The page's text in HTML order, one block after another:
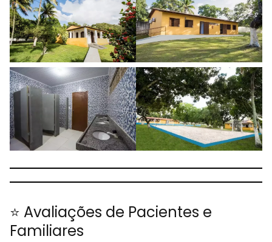
⭐ Avaliações de Pacientes e
Familiares